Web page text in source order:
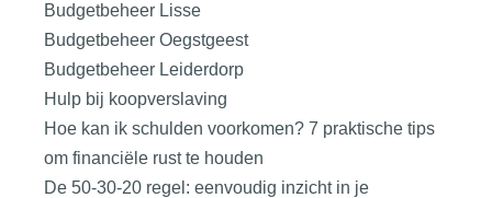
Budgetbeheer Lisse
Budgetbeheer Oegstgeest
Budgetbeheer Leiderdorp
Hulp bij koopverslaving
Hoe kan ik schulden voorkomen? 7 praktische tips
om financiële rust te houden
De 50-30-20 regel: eenvoudig inzicht in je